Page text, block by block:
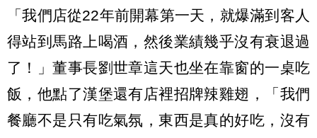
「我們店從22年前開幕第一天，就爆滿到客人
得站到馬路上喝酒，然後業績幾乎沒有衰退過
了！」董事長劉世章這天也坐在靠窗的一桌吃
飯，他點了漢堡還有店裡招牌辣雞翅，「我們
餐廳不是只有吃氣氛，東西是真的好吃，沒有